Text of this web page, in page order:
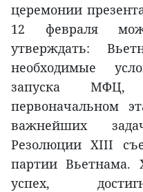
церемонии
12 февраля
утверждать:
необходимые
запуска
первоначальном
важнейших
Резолюции XIII
партии
успех,